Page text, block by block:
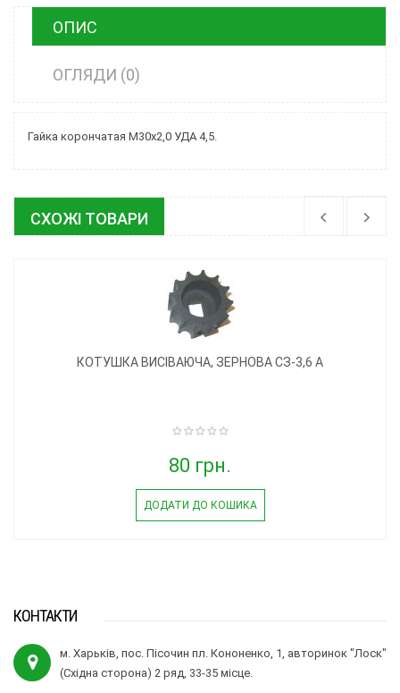
ОПИС
ОГЛЯДИ (0)
Гайка корончатая М30х2,0 УДА 4,5.
СХОЖІ ТОВАРИ
КОТУШКА ВИСІВАЮЧА, ЗЕРНОВА СЗ-3,6 А
80 грн.
ДОДАТИ ДО КОШИКА
КОНТАКТИ
м. Харьків, пос. Пісочин пл. Кононенко, 1, авторинок "Лоск"
(Східна сторона) 2 ряд, 33-35 місце.